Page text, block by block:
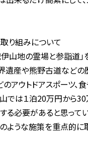
組みについて
の霊場と参詣道」を
や熊野古道などの歴
ウトドアスポーツ、
１泊20万円から30万
要があると思ってい
な施策を重点的に取